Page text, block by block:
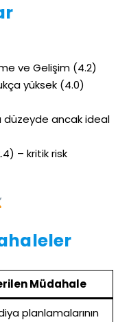
ve Gelişim (4.2)
yüksek (4.0)
düzeyde ancak ideal
– kritik risk
Müdahale
planlamalarının